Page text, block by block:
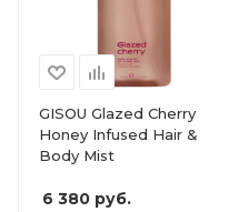
GISOU Glazed Cherry
Honey Infused Hair &
Body Mist
6 380 руб.